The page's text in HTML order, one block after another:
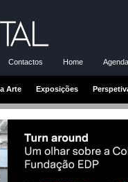
Contactos Home
Arte Exposições